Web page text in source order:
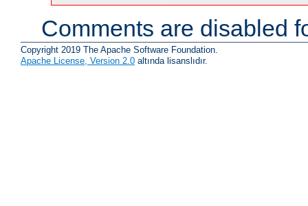
Comments are disabled
Copyright 2019 The Apache Software Foundation.
Apache License, Version 2.0 altında lisanslıdır.